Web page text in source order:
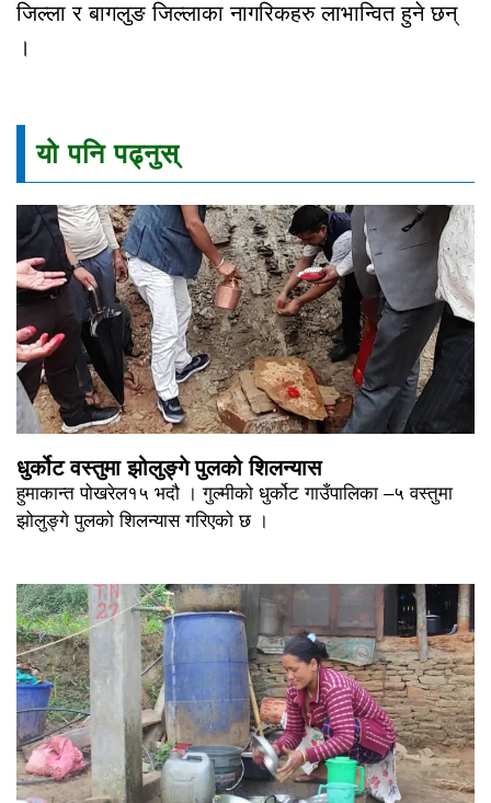
जिल्ला र बागलुङ जिल्लाका नागरिकहरु लाभान्वित हुने छन्
।
यो पनि पढ्नुस्
धुर्कोट वस्तुमा झोलुङ्गे पुलको शिलन्यास
हुमाकान्त पोखरेल१५ भदौ । गुल्मीको धुर्कोट गाउँपालिका –५ वस्तुमा
झोलुङ्गे पुलको शिलन्यास गरिएको छ ।